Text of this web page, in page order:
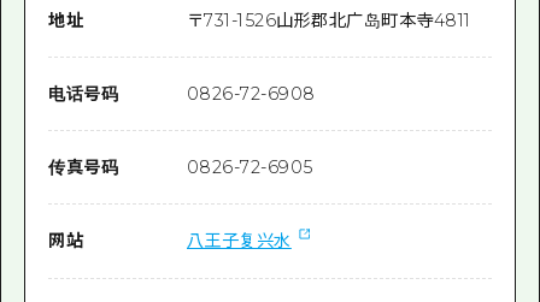
地址 〒731-1526山形郡北广岛町本寺4811
电话号码 0826-72-6908
传真号码 0826-72-6905
网站 八王子复兴水